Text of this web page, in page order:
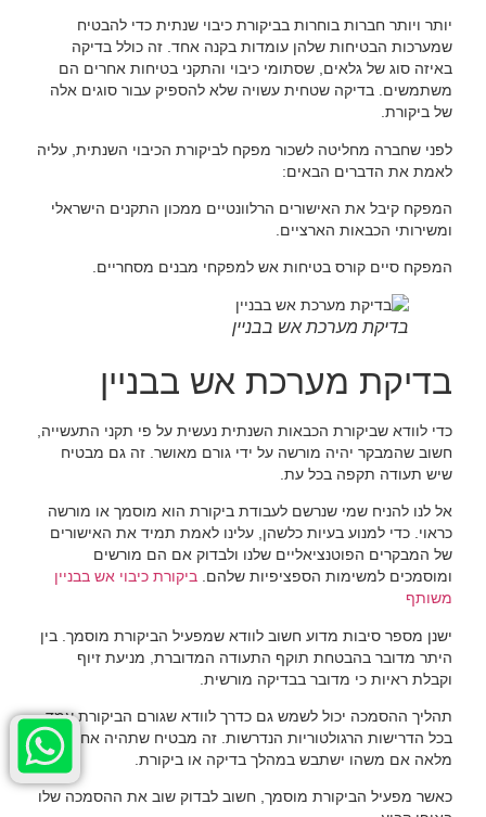
יותר ויותר חברות בוחרות בביקורת כיבוי שנתית כדי להבטיח
שמערכות הבטיחות שלהן עומדות בקנה אחד. זה כולל בדיקה
באיזה סוג של גלאים, שסתומי כיבוי והתקני בטיחות אחרים הם
משתמשים. בדיקה שטחית עשויה שלא להספיק עבור סוגים אלה
של ביקורת.
לפני שחברה מחליטה לשכור מפקח לביקורת הכיבוי השנתית, עליה
לאמת את הדברים הבאים:
המפקח קיבל את האישורים הרלוונטיים ממכון התקנים הישראלי
ומשירותי הכבאות הארציים.
המפקח סיים קורס בטיחות אש למפקחי מבנים מסחריים.
בדיקת מערכת אש בבניין
בדיקת מערכת אש בבניין
כדי לוודא שביקורת הכבאות השנתית נעשית על פי תקני התעשייה,
חשוב שהמבקר יהיה מורשה על ידי גורם מאושר. זה גם מבטיח
שיש תעודה תקפה בכל עת.
אל לנו להניח שמי שנרשם לעבודת ביקורת הוא מוסמך או מורשה
כראוי. כדי למנוע בעיות כלשהן, עלינו לאמת תמיד את האישורים
של המבקרים הפוטנציאליים שלנו ולבדוק אם הם מורשים
ומוסמכים למשימות הספציפיות שלהם.ביקורת כיבוי אש בבניין
משותף
ישנן מספר סיבות מדוע חשוב לוודא שמפעיל הביקורת מוסמך. בין
היתר מדובר בהבטחת תוקף התעודה המדוברת, מניעת זיוף
וקבלת ראיות כי מדובר בבדיקה מורשית.
תהליך ההסמכה יכול לשמש גם כדרך לוודא שגורם הביקורת עמד
בכל הדרישות הרגולטוריות הנדרשות. זה מבטיח שתהיה אחריות
מלאה אם משהו ישתבש במהלך בדיקה או ביקורת.
כאשר מפעיל הביקורת מוסמך, חשוב לבדוק שוב את ההסמכה שלו